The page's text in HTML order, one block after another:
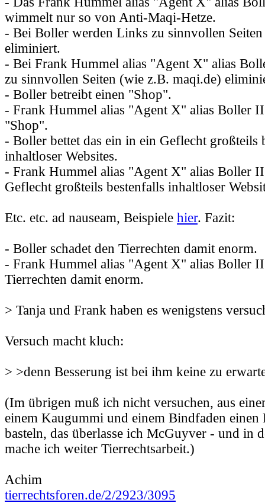
wimmelt nur so von Anti-Maqi-Hetze.
- Bei Boller werden Links zu sinnvollen
eliminiert.
- Bei Frank Hummel alias "Agent X" alias
zu sinnvollen Seiten (wie z.B. maqi.de)
- Boller betreibt einen "Shop".
- Frank Hummel alias "Agent X" alias Boller
"Shop".
- Boller bettet das ein in ein Geflecht großteils
inhaltloser Websites.
- Frank Hummel alias "Agent X" alias Boller
Geflecht großteils bestenfalls inhaltloser
Etc. etc. ad nauseam, Beispiele hier. Fazit:
- Boller schadet den Tierrechten damit enorm.
- Frank Hummel alias "Agent X" alias Boller II
Tierrechten damit enorm.
> Tanja und Frank haben es wenigstens
Versuch macht kluch:
> >denn Besserung ist bei ihm keine zu
(Im übrigen muß ich nicht versuchen, aus
einem Kaugummi und einem Bindfaden einen
basteln, das überlasse ich McGuyver - und in
mache ich weiter Tierrechtsarbeit.)
Achim
tierrechtsforen.de/2/2923/3095